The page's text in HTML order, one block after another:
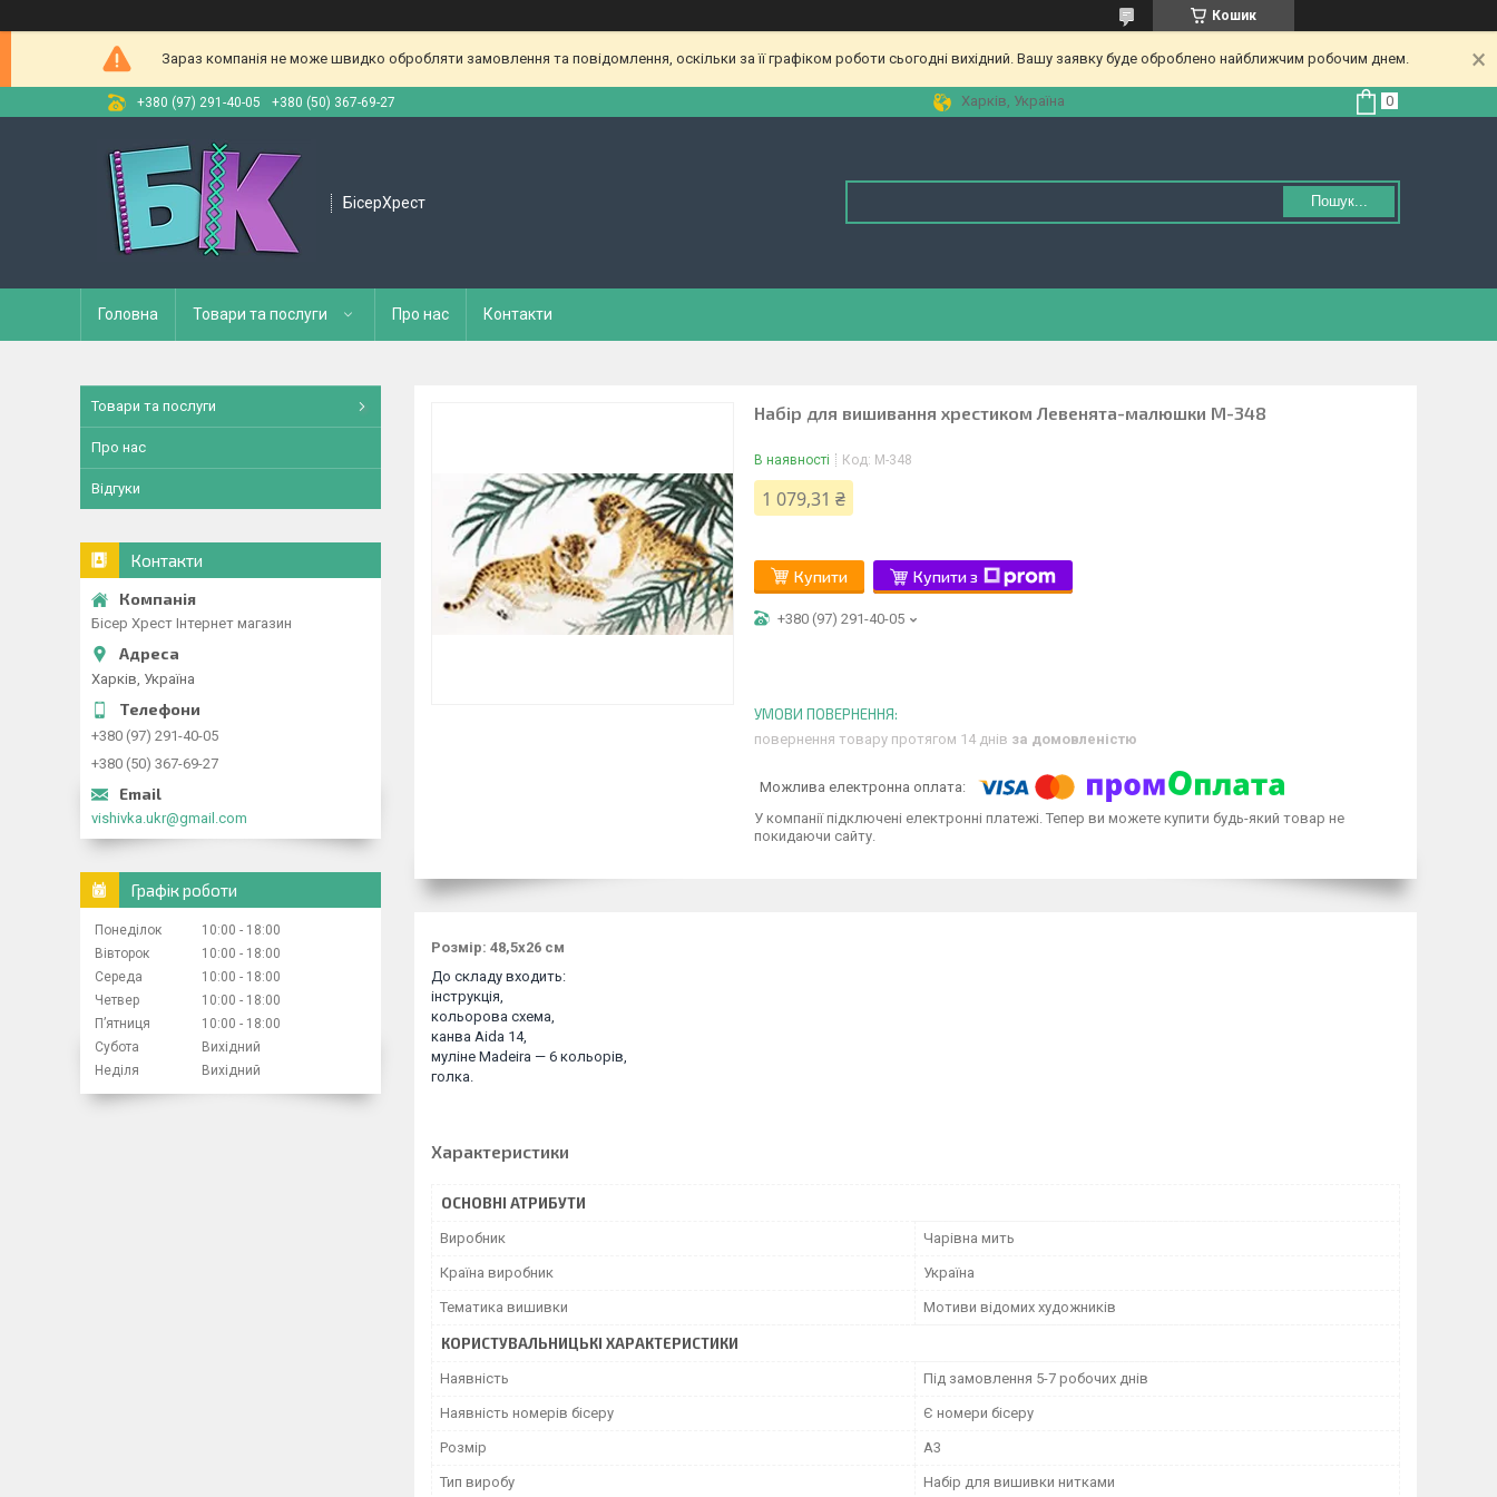
Кошик
Зараз компанія не може швидко обробляти замовлення та повідомлення, оскільки за її графіком роботи сьогодні вихідний. Вашу заявку буде оброблено найближчим робочим днем.
+380 (97) 291-40-05 +380 (50) 367-69-27 Харків, Україна
БісерХрест Пошук...
Головна Товари та послуги Про нас Контакти
Набір для вишивання хрестиком Левенята-малюшки М-348
В наявності Код: М-348
1 079,31 ₴
Купити Купити з
+380 (97) 291-40-05
повернення товару протягом 14 днів за домовленістю
У компанії підключені електронні платежі. Тепер ви можете купити будь-який товар не
покидаючи сайту.
Розмір: 48,5x26 см
До складу входить:
інструкція,
кольорова схема,
канва Aida 14,
муліне Madeira — 6 кольорів,
голка.
Характеристики
ОСНОВНІ АТРИБУТИ
Виробник Чарівна мить
Країна виробник Україна
Тематика вишивки Мотиви відомих художників
КОРИСТУВАЛЬНИЦЬКІ ХАРАКТЕРИСТИКИ
Наявність Під замовлення 5-7 робочих днів
Наявність номерів бісеру Є номери бісеру
Розмір А3
Тип виробу Набір для вишивки нитками
Товари та послуги
Про нас
Відгуки
Контакти
Бісер Хрест Інтернет магазин
Харків, Україна
+380 (97) 291-40-05
+380 (50) 367-69-27
vishivka.ukr@gmail.com
Графік роботи
Понеділок 10:00
18:00
Вівторок
10:00
18:00
Середа
10:00
18:00
Четвер
10:00
18:00
Пʼятниця
10:00
18:00
Субота
Вихідний
Неділя
Вихідний